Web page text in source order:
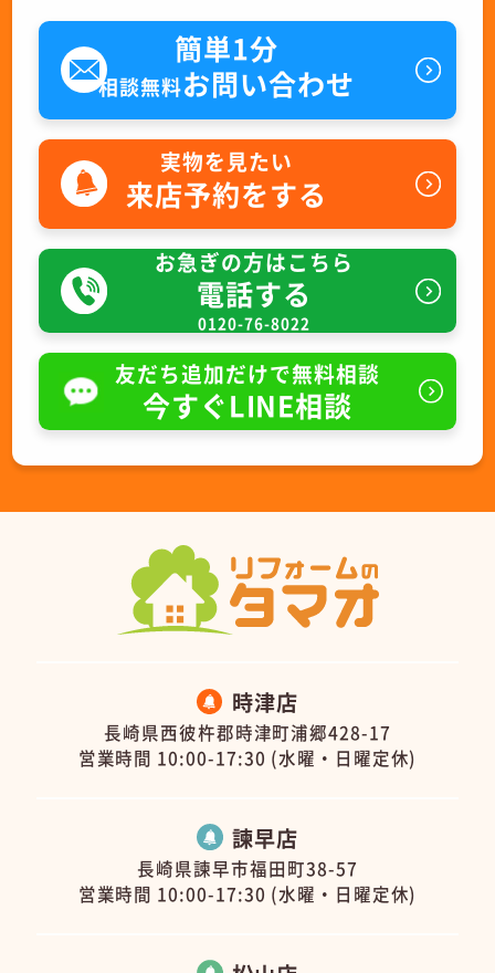
簡単1分
相談無料お問い合わせ
実物を見たい
来店予約をする
お急ぎの方はこちら
電話する
0120-76-8022
友だち追加だけで無料相談
今すぐLINE相談
時津店
長崎県西彼杵郡時津町浦郷428-17
営業時間 10:00-17:30 (水曜・日曜定休)
諫早店
長崎県諫早市福田町38-57
営業時間 10:00-17:30 (水曜・日曜定休)